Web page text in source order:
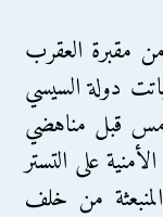
مقبرة العقرب
دولة السيسي
قبل مناهضي
على التستر
من خلف